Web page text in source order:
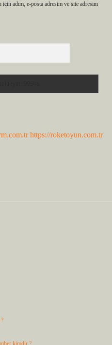
adım, e-posta adresim ve site adresim
https://roketoyun.com.tr
kimdir ?